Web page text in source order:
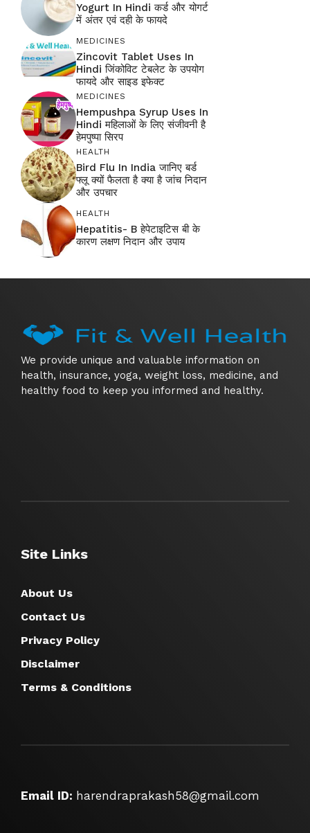
Yogurt In Hindi कर्ड और योगर्ट
में अंतर एवं दही के फायदे
MEDICINES
Zincovit Tablet Uses In
Hindi जिंकोविट टेबलेट के उपयोग
फायदे और साइड इफेक्ट
MEDICINES
Hempushpa Syrup Uses In
Hindi महिलाओं के लिए संजीवनी है
हेमपुष्पा सिरप
HEALTH
Bird Flu In India जानिए बर्ड
फ्लू क्यों फैलता है क्या है जांच निदान
और उपचार
HEALTH
Hepatitis- B हेपेटाइटिस बी के
कारण लक्षण निदान और उपाय
We provide unique and valuable information on
health, insurance, yoga, weight loss, medicine, and
healthy food to keep you informed and healthy.
Site Links
About Us
Contact Us
Privacy Policy
Disclaimer
Terms & Conditions
Email ID: harendraprakash58@gmail.com